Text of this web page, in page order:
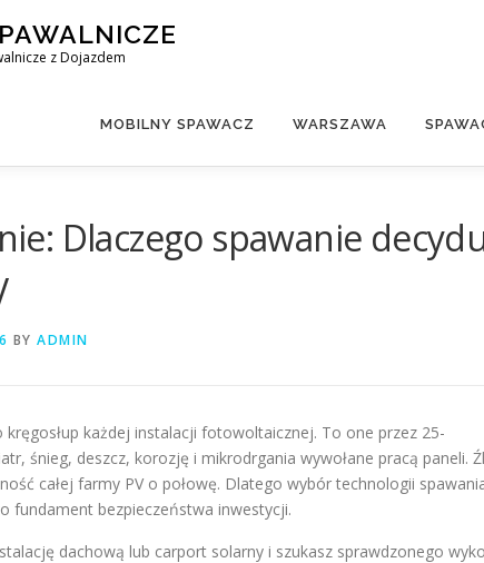
z Dojazdem
MOBILNY SPAWACZ WARSZAWA
Dlaczego spawanie
BY ADMIN
każdej instalacji fotowoltaicznej. To one przez 25-
śnieg, deszcz, korozję i mikrodrgania wywołane pracą paneli.
całej farmy PV o połowę. Dlatego wybór technologii
fundament bezpieczeństwa inwestycji.
dachową lub carport solarny i szukasz sprawdzonego